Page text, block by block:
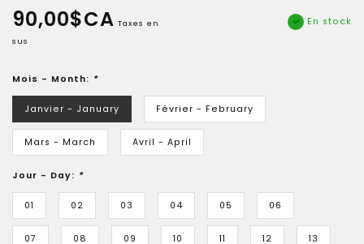
90,00$CA Taxes en
sus
En stock
Mois - Month: *
Janvier - January Février - February
Mars - March Avril - April
Jour - Day: *
01 02 03 04 05 06
07 08 09 10 11 12 13